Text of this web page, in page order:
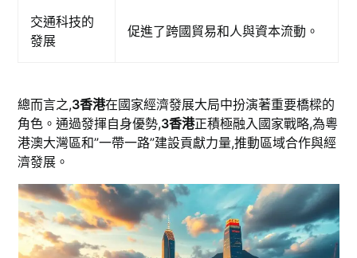
交通科技的
發展
促進了跨國貿易和人與資本流動。
總而言之,3香港在國家經濟發展大局中扮演著重要橋樑的
角色。通過發揮自身優勢,3香港正積極融入國家戰略,為粵
港澳大灣區和”一帶一路”建設貢獻力量,推動區域合作與經
濟發展。